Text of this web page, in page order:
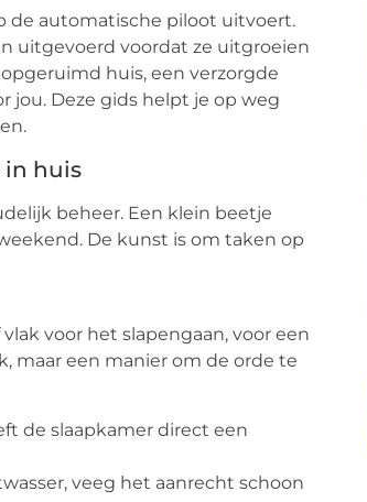
de automatische piloot uitvoert.
uitgevoerd voordat ze uitgroeien
huis, een verzorgde
jou. Deze gids helpt je op weg
in huis
beheer. Een klein beetje
De kunst is om taken op
voor het slapengaan, voor een
maar een manier om de orde te
de slaapkamer direct een
veeg het aanrecht schoon